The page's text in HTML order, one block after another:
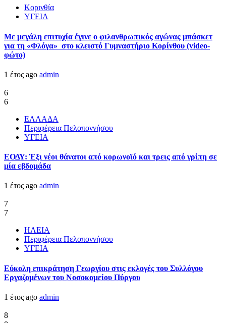
Κορινθία
ΥΓΕΙΑ
Με μεγάλη επιτυχία έγινε ο φιλανθρωπικός αγώνας μπάσκετ
για τη «Φλόγα» στο κλειστό Γυμναστήριο Κορίνθου (video-
φώτο)
1 έτος ago admin
6
6
ΕΛΛΑΔΑ
Περιφέρεια Πελοποννήσου
ΥΓΕΙΑ
ΕΟΔΥ: Έξι νέοι θάνατοι από κορωνοϊό και τρεις από γρίπη σε
μία εβδομάδα
1 έτος ago admin
7
7
ΗΛΕΙΑ
Περιφέρεια Πελοποννήσου
ΥΓΕΙΑ
Εύκολη επικράτηση Γεωργίου στις εκλογές του Συλλόγου
Εργαζομένων του Νοσοκομείου Πύργου
1 έτος ago admin
8